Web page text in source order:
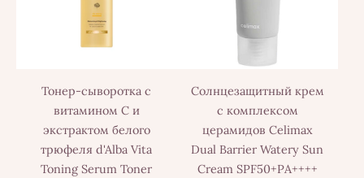
Тонер-сыворотка с
витамином С и
экстрактом белого
трюфеля d'Alba Vita
Toning Serum Toner
Солнцезащитный крем
с комплексом
церамидов Celimax
Dual Barrier Watery Sun
Cream SPF50+PA++++